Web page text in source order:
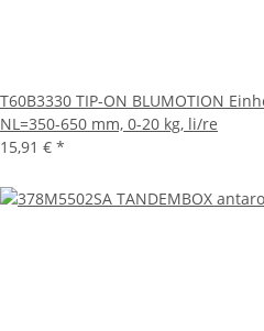
T60B3330 TIP-ON BLUMOTION
NL=350-650 mm, 0-20 kg, li/re
15,91 € *